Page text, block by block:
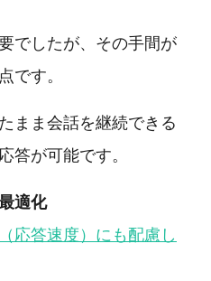
でしたが、その手間が
です。
まま会話を継続できる
答が可能です。
適化
応答速度）にも配慮し